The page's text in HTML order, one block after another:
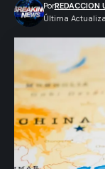
Última
PorREDACCION